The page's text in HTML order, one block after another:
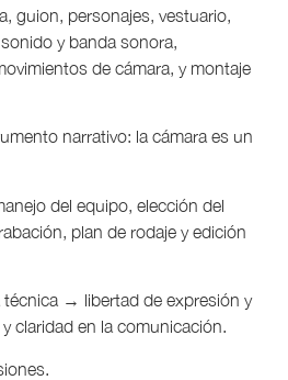
guion, personajes, vestuario,
y banda sonora,
de cámara, y montaje
narrativo: la cámara es un
del equipo, elección del
plan de rodaje y edición
técnica → libertad de expresión y
claridad en la comunicación.